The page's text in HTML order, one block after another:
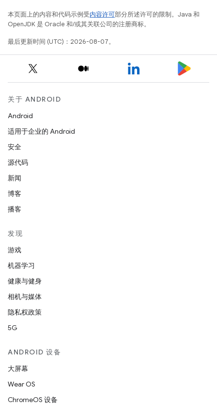
本页面上的内容和代码示例受内容许可部分所述许可的限制。Java 和
OpenJDK 是 Oracle 和/或其关联公司的注册商标。
最后更新时间 (UTC)：2026-08-07。
关于 ANDROID
Android
适用于企业的 Android
安全
源代码
新闻
博客
播客
发现
游戏
机器学习
健康与健身
相机与媒体
隐私权政策
5G
ANDROID 设备
大屏幕
Wear OS
ChromeOS 设备